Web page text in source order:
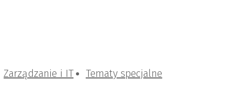
Zarządzanie i IT Tematy specjalne